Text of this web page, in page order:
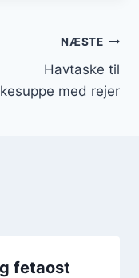
NÆSTE
Havtaske til
med rejer
fetaost